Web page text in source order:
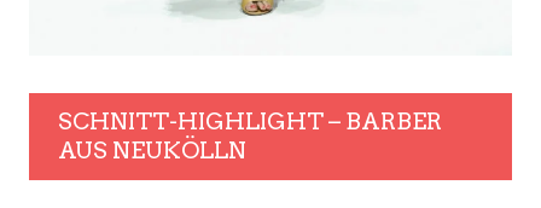
SCHNITT-HIGHLIGHT – BARBER
AUS NEUKÖLLN